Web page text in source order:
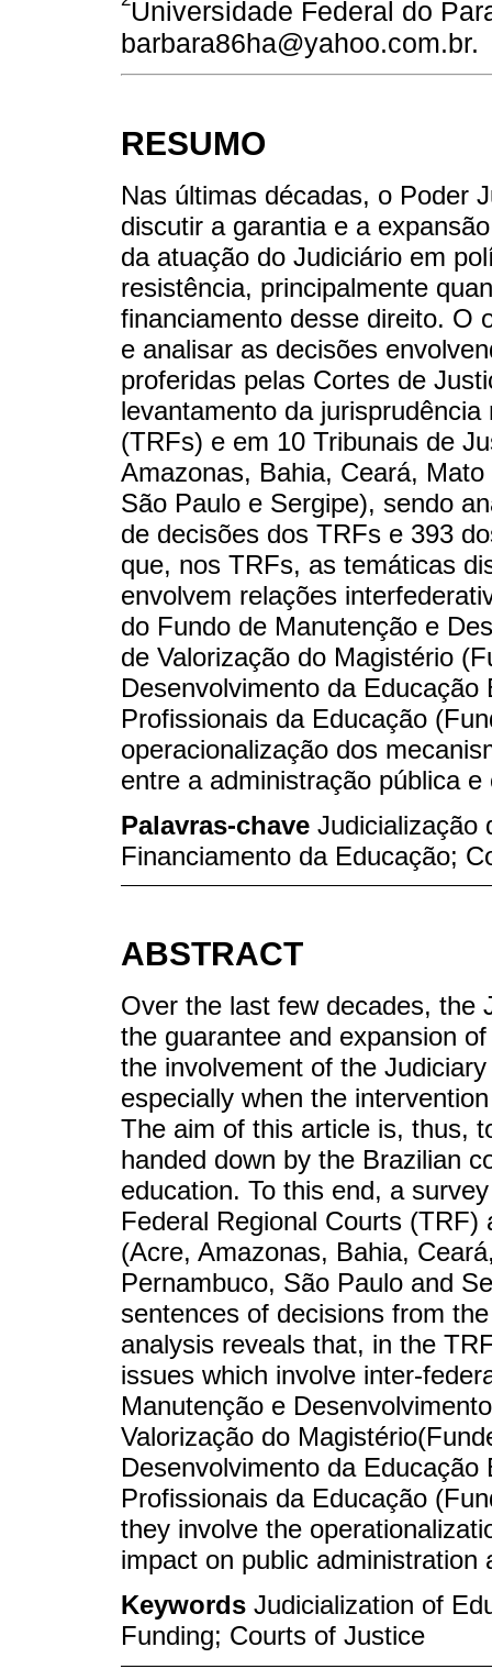
Universidade Federal do
barbara86ha@yahoo.com.br.
RESUMO
Nas últimas décadas, o Poder
discutir a garantia e a
da atuação do Judiciário em
resistência, principalmente
financiamento desse direito. O
e analisar as decisões
proferidas pelas Cortes de
levantamento da
(TRFs) e em 10 Tribunais de
Amazonas, Bahia, Ceará,
São Paulo e Sergipe), sendo
de decisões dos TRFs e 393
que, nos TRFs, as temáticas
envolvem relações
do Fundo de Manutenção e
de Valorização do Magistério
Desenvolvimento da
Profissionais da Educação
operacionalização dos
entre a administração pública
Palavras-chave Judicialização
Financiamento da Educação;
ABSTRACT
Over the last few decades, the
the guarantee and expansion
the involvement of the
especially when the
The aim of this article is, thus,
handed down by the Brazilian
education. To this end, a
Federal Regional Courts
(Acre, Amazonas, Bahia,
Pernambuco, São Paulo and
sentences of decisions from
analysis reveals that, in the
issues which involve inter-
Manutenção e
Valorização do
Desenvolvimento da
Profissionais da Educação
they involve the
impact on public administration
Keywords Judicialization of
Funding; Courts of Justice